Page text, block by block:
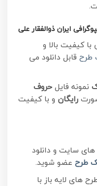
ایران ذوالفقار علی
کیفیت بالا و
طرحقابل دانلود می
نمونه فایل حروف
رایگان و با کیفیت
سایت و دانلود
طرحعضو شوید.
های لایه باز با